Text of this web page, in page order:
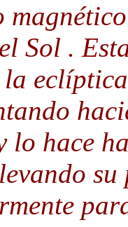
Sol .
lo hace